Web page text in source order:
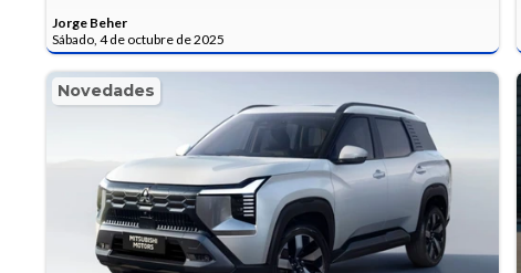
Jorge Beher
Sábado, 4 de octubre de 2025
Novedades